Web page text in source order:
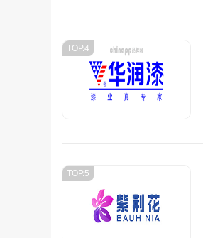
TOP.4
TOP.5